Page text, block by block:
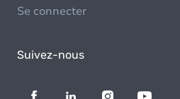
Se connecter
Suivez-nous